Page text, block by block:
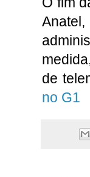
de
no G1